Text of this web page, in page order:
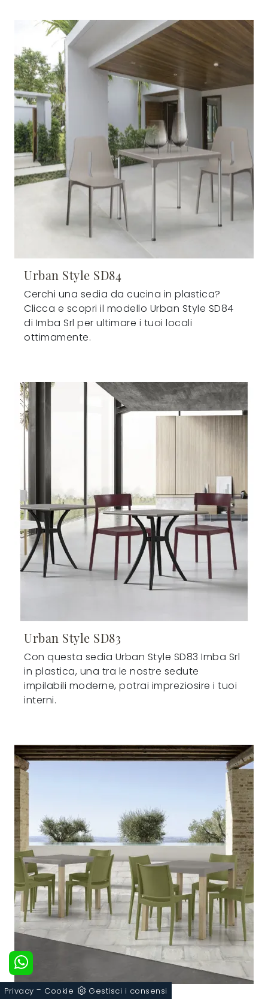
Urban Style SD84
Cerchi una sedia da cucina in plastica?
Clicca e scopri il modello Urban Style SD84
di Imba Srl per ultimare i tuoi locali
ottimamente.
Urban Style SD83
Con questa sedia Urban Style SD83 Imba Srl
in plastica, una tra le nostre sedute
impilabili moderne, potrai impreziosire i tuoi
interni.
Privacy - Cookie Gestisci i consensi